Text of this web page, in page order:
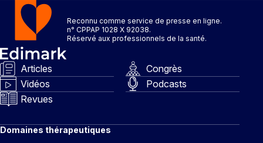
Reconnu comme service de presse en ligne.
n° CPPAP 1028 X 92038.
Réservé aux professionnels de la santé.
Articles
Congrès
Vidéos
Podcasts
Revues
Domaines thérapeutiques